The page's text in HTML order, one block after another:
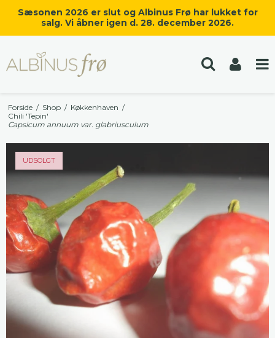
Sæsonen 2026 er slut og Albinus Frø har lukket for
salg. Vi åbner igen d. 28. december 2026.
Forside / Shop / Køkkenhaven /
Chili 'Tepin'
Capsicum annuum var. glabriusculum
UDSOLGT